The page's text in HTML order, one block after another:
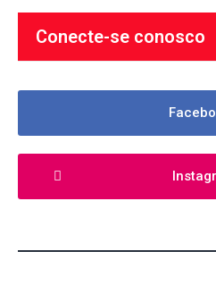
Conecte-se conosco